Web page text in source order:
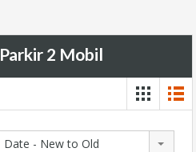
Parkir 2 Mobil
Date - New to Old